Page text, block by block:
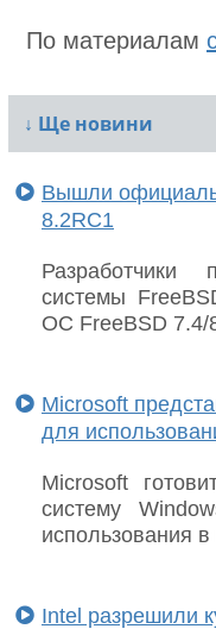
По материалам
↓ Ще новини
Вышли
8.2RC1
Разработчики
системы
ОС FreeBSD 7.4/
Microsoft
для
Microsoft
систему
использования
Intel разрешили